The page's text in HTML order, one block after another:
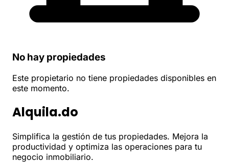
No hay propiedades
Este propietario no tiene propiedades disponibles en
este momento.
Alquila.do
Simplifica la gestión de tus propiedades. Mejora la
productividad y optimiza las operaciones para tu
negocio inmobiliario.